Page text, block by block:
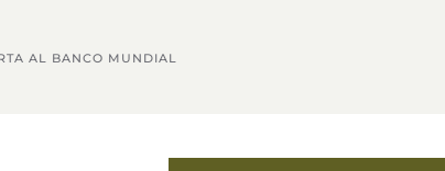
AL BANCO MUNDIAL